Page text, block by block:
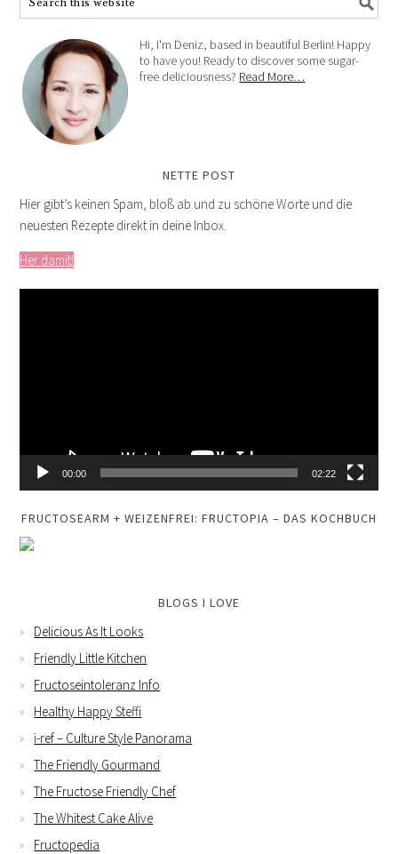
Hi, I'm Deniz, based in beautiful Berlin! Happy
to have you! Ready to discover some sugar-
free deliciousness? Read More…
NETTE POST
Hier gibt’s keinen Spam, bloß ab und zu schöne Worte und die
neuesten Rezepte direkt in deine Inbox.
Her damit!
00:00 02:22
FRUCTOSEARM + WEIZENFREI: FRUCTOPIA – DAS KOCHBUCH
BLOGS I LOVE
Delicious As It Looks
Friendly Little Kitchen
Fructoseintoleranz Info
Healthy Happy Steffi
i-ref – Culture Style Panorama
The Friendly Gourmand
The Fructose Friendly Chef
The Whitest Cake Alive
Fructopedia